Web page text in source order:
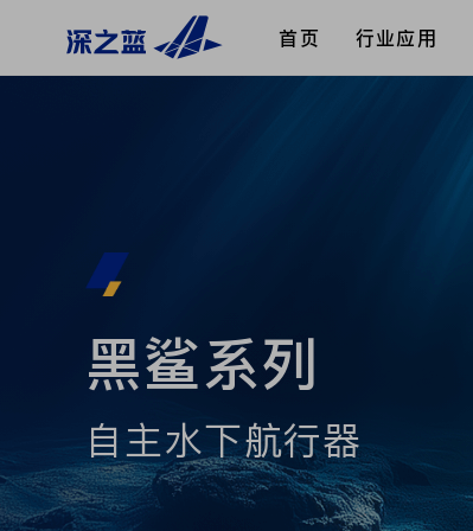
首页 行业应用
黑鲨系列
自主水下航行器